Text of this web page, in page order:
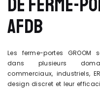
AFDB
Les ferme-portes GROOM
dans plusieurs
commerciaux, industriels,
design discret et leur